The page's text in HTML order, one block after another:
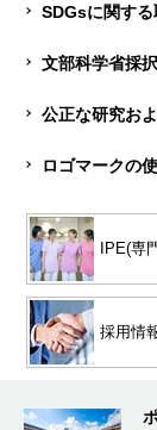
SDGsに関す
文部科学省採
公正な研究お
ロゴマークの
IPE(専
採用情